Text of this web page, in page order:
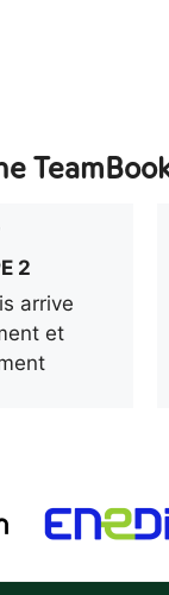
2
arrive
et